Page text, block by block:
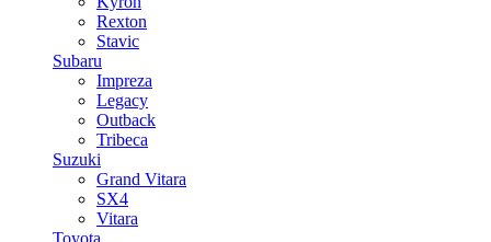
Rexton
Stavic
Subaru
Impreza
Legacy
Outback
Tribeca
Suzuki
Grand Vitara
SX4
Vitara
Toyota